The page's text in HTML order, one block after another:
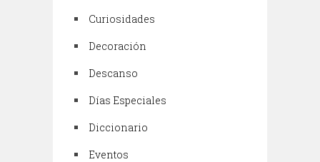
Curiosidades
Decoración
Descanso
Días Especiales
Diccionario
Eventos